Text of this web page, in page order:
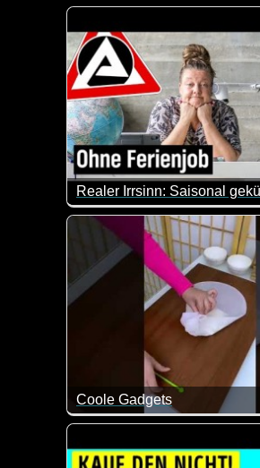
Gleich die erste Erfindung
Wir haben zu wenig
Coole Gadgets
Es macht immer wieder